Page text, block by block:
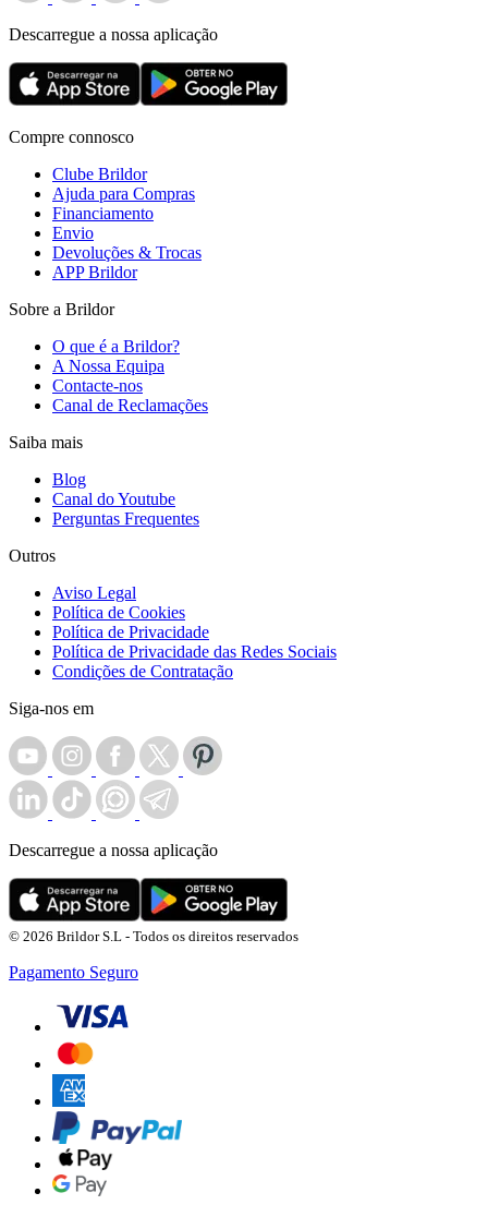
Descarregue a nossa aplicação
Compre connosco
Clube Brildor
Ajuda para Compras
Financiamento
Envio
Devoluções & Trocas
APP Brildor
Sobre a Brildor
O que é a Brildor?
A Nossa Equipa
Contacte-nos
Canal de Reclamações
Saiba mais
Blog
Canal do Youtube
Perguntas Frequentes
Outros
Aviso Legal
Política de Cookies
Política de Privacidade
Política de Privacidade das Redes Sociais
Condições de Contratação
Siga-nos em
Descarregue a nossa aplicação
© 2026 Brildor S.L - Todos os direitos reservados
Pagamento Seguro